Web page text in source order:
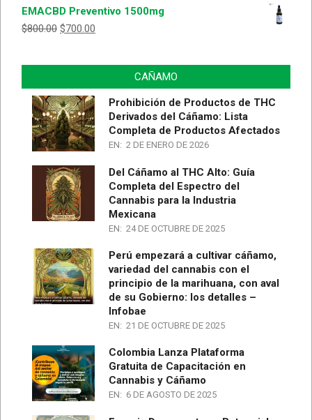
5
EMACBD Preventivo 1500mg
$800.00 $700.00
CAÑAMO
Prohibición de Productos de THC
Derivados del Cáñamo: Lista
Completa de Productos Afectados
EN: 2 DE ENERO DE 2026
Del Cáñamo al THC Alto: Guía
Completa del Espectro del
Cannabis para la Industria
Mexicana
EN: 24 DE OCTUBRE DE 2025
Perú empezará a cultivar cáñamo,
variedad del cannabis con el
principio de la marihuana, con aval
de su Gobierno: los detalles –
Infobae
EN: 21 DE OCTUBRE DE 2025
Colombia Lanza Plataforma
Gratuita de Capacitación en
Cannabis y Cáñamo
EN: 6 DE AGOSTO DE 2025